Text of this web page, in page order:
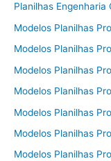
Planilhas Engenharia
Modelos Planilhas
Modelos Planilhas
Modelos Planilhas
Modelos Planilhas
Modelos Planilhas
Modelos Planilhas
Modelos Planilhas